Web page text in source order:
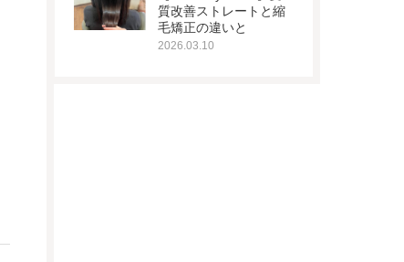
質改善ストレートと縮
毛矯正の違いと
2026.03.10